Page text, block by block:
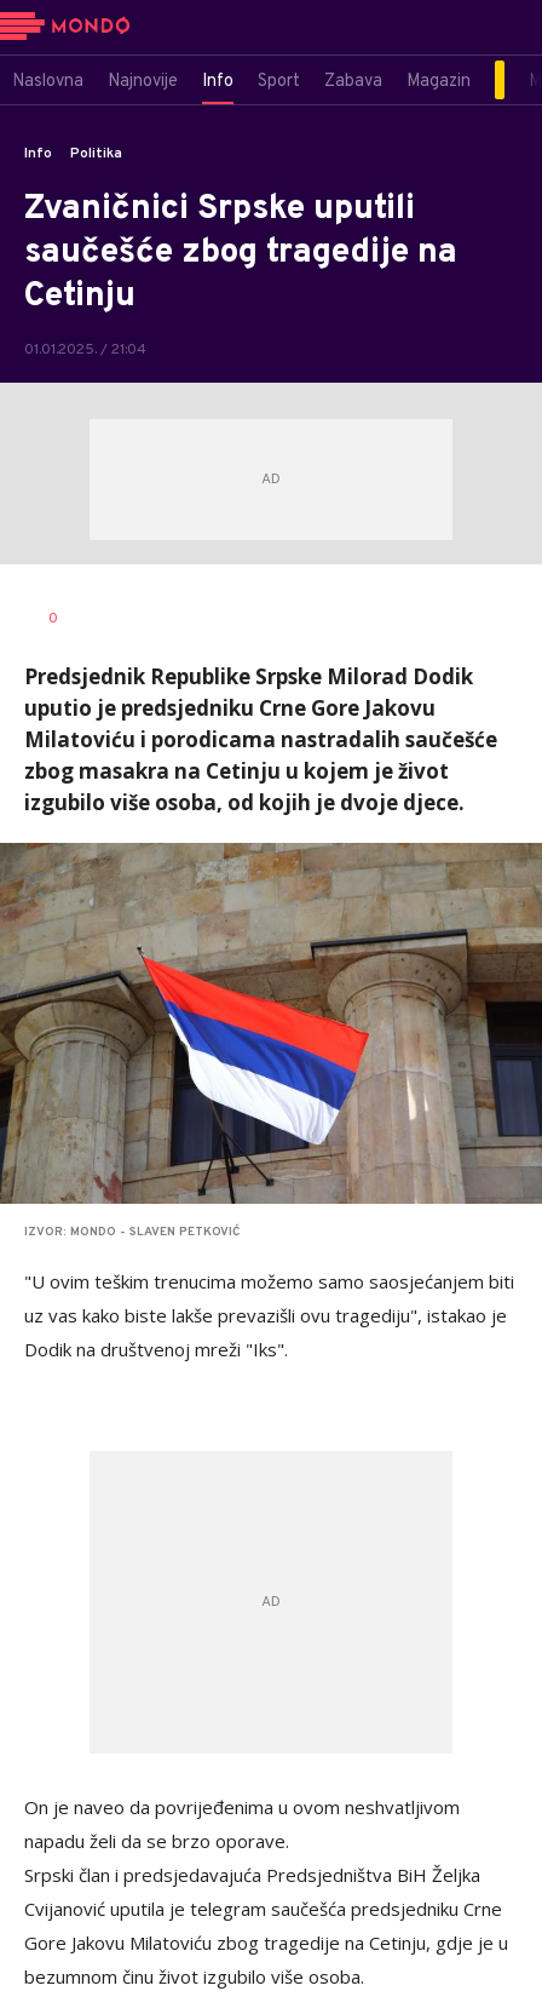
Naslovna Najnovije Info Sport Zabava Magazin
Info Politika
Zvaničnici Srpske uputili
saučešće zbog tragedije na
Cetinju
01.01.2025. / 21:04
AUTOR
0
Predsjednik Republike Srpske Milorad Dodik
uputio je predsjedniku Crne Gore Jakovu
Milatoviću i porodicama nastradalih saučešće
zbog masakra na Cetinju u kojem je život
izgubilo više osoba, od kojih je dvoje djece.
IZVOR: MONDO - SLAVEN PETKOVIĆ
"U ovim teškim trenucima možemo samo saosjećanjem biti
uz vas kako biste lakše prevazišli ovu tragediju", istakao je
Dodik na društvenoj mreži "Iks".
On je naveo da povrijeđenima u ovom neshvatljivom
napadu želi da se brzo oporave.
Srpski član i predsjedavajuća Predsjedništva BiH Željka
Cvijanović uputila je telegram saučešća predsjedniku Crne
Gore Jakovu Milatoviću zbog tragedije na Cetinju, gdje je u
bezumnom činu život izgubilo više osoba.